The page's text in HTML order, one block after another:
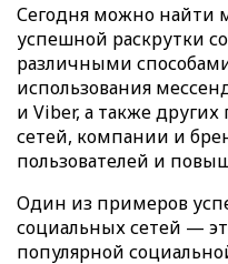
Сегодня можно найти
успешной раскрутки
различными
использования
и Viber, а также
сетей, компании и
пользователей и
Один из примеров
социальных сетей —
популярной